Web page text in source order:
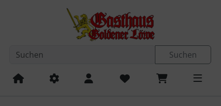
Sprungnavigation
Springe zum Inhalt
Suchen